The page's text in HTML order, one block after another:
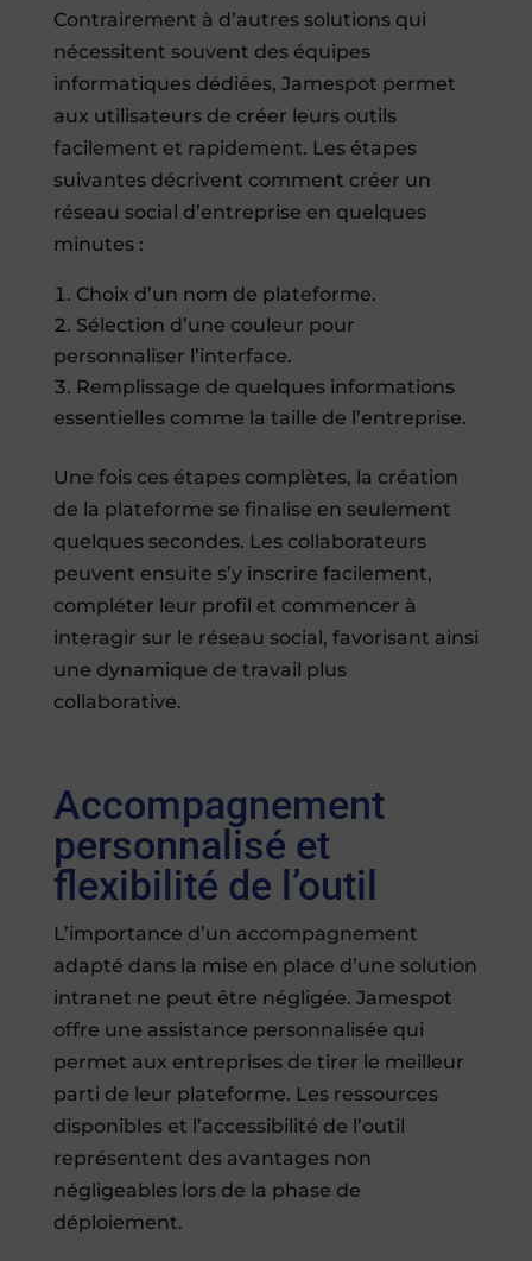
Contrairement à d’autres solutions qui
nécessitent souvent des équipes
informatiques dédiées, Jamespot permet
aux utilisateurs de créer leurs outils
facilement et rapidement. Les étapes
suivantes décrivent comment créer un
réseau social d’entreprise en quelques
minutes :
Choix d’un nom de plateforme.
Sélection d’une couleur pour
personnaliser l’interface.
Remplissage de quelques informations
essentielles comme la taille de l’entreprise.
Une fois ces étapes complètes, la création
de la plateforme se finalise en seulement
quelques secondes. Les collaborateurs
peuvent ensuite s’y inscrire facilement,
compléter leur profil et commencer à
interagir sur le réseau social, favorisant ainsi
une dynamique de travail plus
collaborative.
Accompagnement
personnalisé et
flexibilité de l’outil
L’importance d’un accompagnement
adapté dans la mise en place d’une solution
intranet ne peut être négligée. Jamespot
offre une assistance personnalisée qui
permet aux entreprises de tirer le meilleur
parti de leur plateforme. Les ressources
disponibles et l’accessibilité de l’outil
représentent des avantages non
négligeables lors de la phase de
déploiement.